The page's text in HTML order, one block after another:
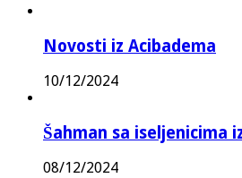
Novosti iz Acibadema
10/12/2024
Šahman sa iseljenicima
08/12/2024